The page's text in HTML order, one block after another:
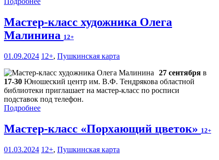
Мастер-класс художника Олега
Малинина 12+
01.09.2024 12+, Пушкинская карта
27 сентября в
17-30 Юношеский центр им. В.Ф. Тендрякова областной
библиотеки приглашает на мастер-класс по росписи
подставок под телефон.
Подробнее
Мастер-класс «Порхающий цветок» 12+
01.03.2024 12+, Пушкинская карта